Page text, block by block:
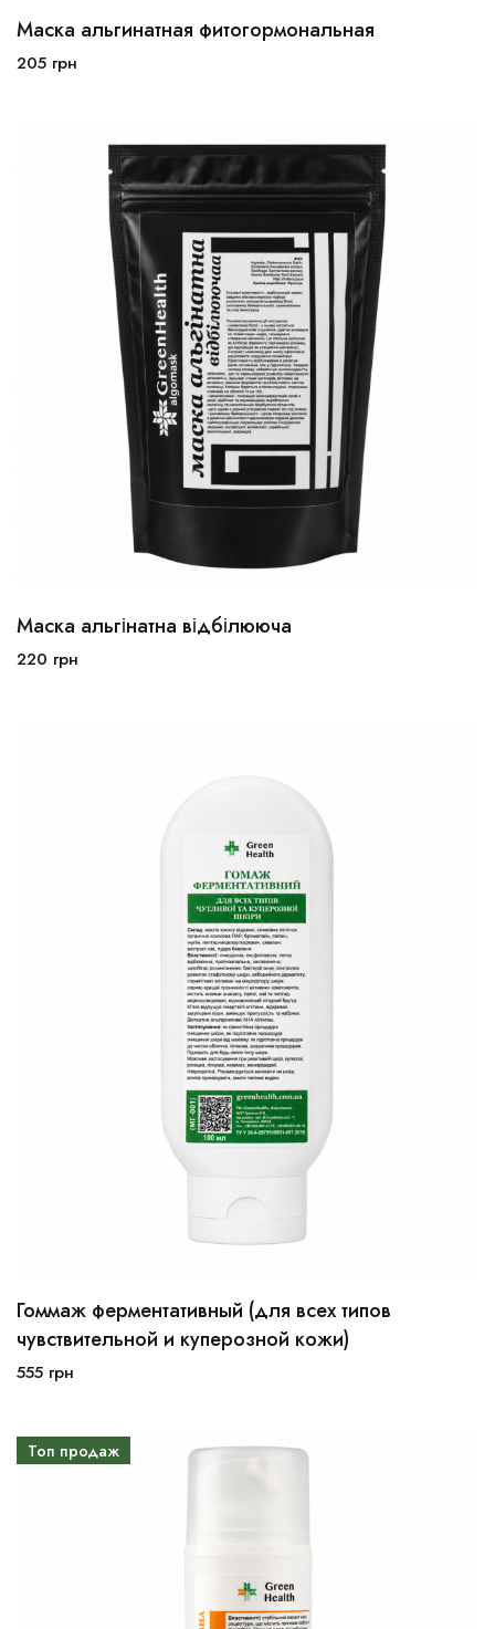
Маска альгинатная фитогормональная
205 грн
Маска альгінатна відбілююча
220 грн
Гоммаж ферментативный (для всех типов
чувствительной и куперозной кожи)
555 грн
Топ продаж